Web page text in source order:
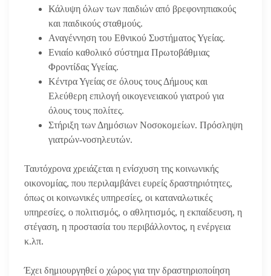
Κάλυψη όλων των παιδιών από βρεφονηπιακούς
και παιδικούς σταθμούς.
Αναγέννηση του Εθνικού Συστήματος Υγείας.
Ενιαίο καθολικό σύστημα Πρωτοβάθμιας
Φροντίδας Υγείας.
Κέντρα Υγείας σε όλους τους Δήμους και
Ελεύθερη επιλογή οικογενειακού γιατρού για
όλους τους πολίτες.
Στήριξη των Δημόσιων Νοσοκομείων. Πρόσληψη
γιατρών-νοσηλευτών.
Ταυτόχρονα χρειάζεται η ενίσχυση της κοινωνικής
οικονομίας, που περιλαμβάνει ευρείς δραστηριότητες,
όπως οι κοινωνικές υπηρεσίες, οι καταναλωτικές
υπηρεσίες, ο πολιτισμός, ο αθλητισμός, η εκπαίδευση, η
στέγαση, η προστασία του περιβάλλοντος, η ενέργεια
κ.λπ.
Έχει δημιουργηθεί ο χώρος για την δραστηριοποίηση